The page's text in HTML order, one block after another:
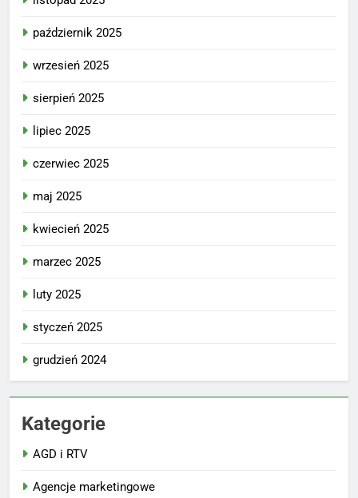
październik 2025
wrzesień 2025
sierpień 2025
lipiec 2025
czerwiec 2025
maj 2025
kwiecień 2025
marzec 2025
luty 2025
styczeń 2025
grudzień 2024
Kategorie
AGD i RTV
Agencje marketingowe